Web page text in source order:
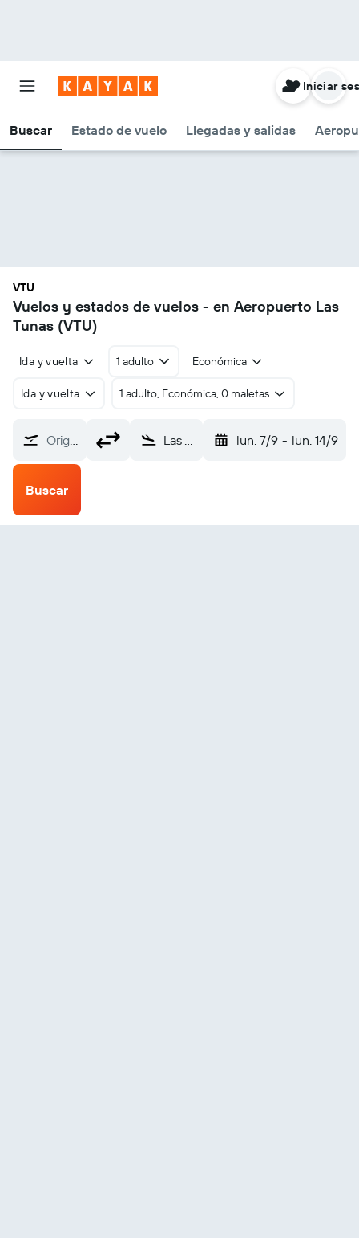
Buscar Estado de vuelo Llegadas y salidas
Iniciar
VTU
Vuelos y estados de vuelos - en Aeropuerto Las
Tunas (VTU)
Ida y vuelta 1 adulto Económica
Ida y vuelta 1 adulto, Económica, 0 maletas
Origen Las Tunas (VTU) lun. 7/9 - lun. 14/9
Buscar